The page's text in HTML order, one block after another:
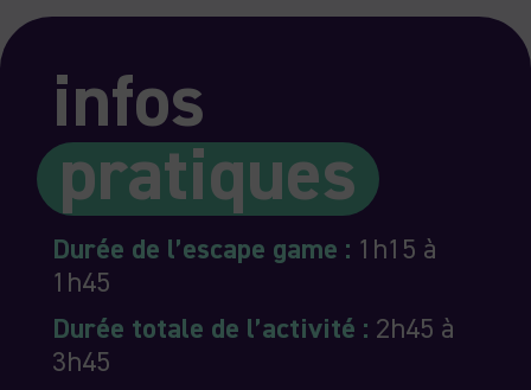
infos
pratiques
Durée de l’escape game : 1h15 à
1h45
Durée totale de l’activité : 2h45 à
3h45